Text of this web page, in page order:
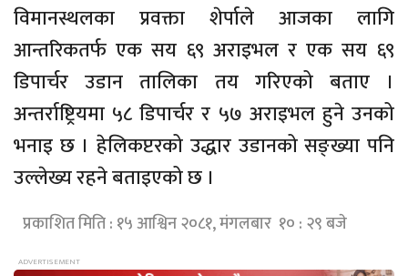
विमानस्थलका प्रवक्ता शेर्पाले आजका लागि
आन्तरिकतर्फ एक सय ६९ अराइभल र एक सय ६९
डिपार्चर उडान तालिका तय गरिएको बताए ।
अन्तर्राष्ट्रियमा ५८ डिपार्चर र ५७ अराइभल हुने उनको
भनाइ छ । हेलिकप्टरको उद्धार उडानको सङ्ख्या पनि
उल्लेख्य रहने बताइएको छ ।
प्रकाशित मिति : १५ आश्विन २०८१, मंगलबार १० : २९ बजे